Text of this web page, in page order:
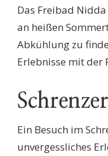
Das Freibad
an heißen
Abkühlung zu
Erlebnisse mit der
Ein Besuch im
unvergessliches